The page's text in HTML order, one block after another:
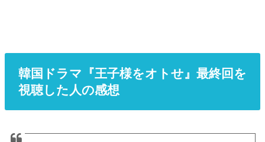
韓国ドラマ『王子様をオトせ』最終回を
視聴した人の感想